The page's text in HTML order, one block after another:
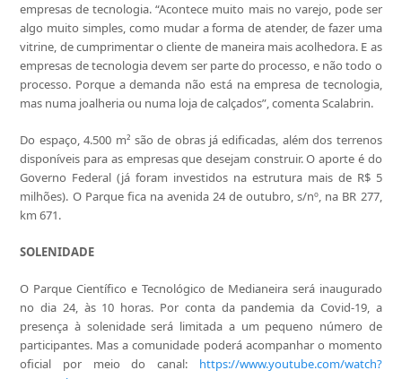
empresas de tecnologia. “Acontece muito mais no varejo, pode ser
algo muito simples, como mudar a forma de atender, de fazer uma
vitrine, de cumprimentar o cliente de maneira mais acolhedora. E as
empresas de tecnologia devem ser parte do processo, e não todo o
processo. Porque a demanda não está na empresa de tecnologia,
mas numa joalheria ou numa loja de calçados”, comenta Scalabrin.
Do espaço, 4.500 m² são de obras já edificadas, além dos terrenos
disponíveis para as empresas que desejam construir. O aporte é do
Governo Federal (já foram investidos na estrutura mais de R$ 5
milhões). O Parque fica na avenida 24 de outubro, s/nº, na BR 277,
km 671.
SOLENIDADE
O Parque Científico e Tecnológico de Medianeira será inaugurado
no dia 24, às 10 horas. Por conta da pandemia da Covid-19, a
presença à solenidade será limitada a um pequeno número de
participantes. Mas a comunidade poderá acompanhar o momento
oficial por meio do canal: https://www.youtube.com/watch?